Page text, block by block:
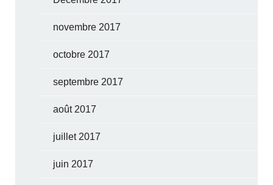
novembre 2017
octobre 2017
septembre 2017
août 2017
juillet 2017
juin 2017